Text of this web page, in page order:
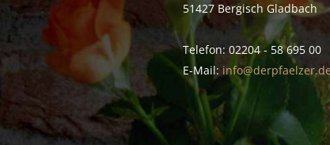
51427 Bergisch Gladbach
Telefon: 02204 - 58 695 00
E-Mail: